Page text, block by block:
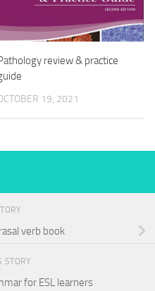
review & practice
19, 2021
verb book
STORY
for ESL learners